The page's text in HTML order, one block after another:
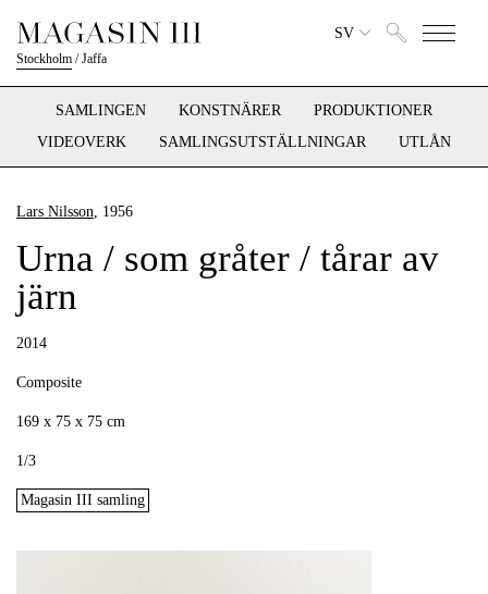
Stockholm /Jaffa
SV
SAMLINGEN KONSTNÄRER
PRODUKTIONER
VIDEOVERK
SAMLINGSUTSTÄLLNINGAR UTLÅN
Lars Nilsson, 1956
Urna / som gråter / tårar av
järn
2014
Composite
169 x 75 x 75 cm
1/3
Magasin III samling